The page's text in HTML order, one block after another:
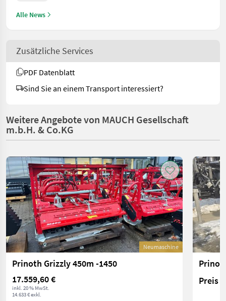
Alle News
Zusätzliche Services
PDF Datenblatt
Sind Sie an einem Transport interessiert?
Weitere Angebote von MAUCH Gesellschaft
m.b.H. & Co.KG
Neumaschine
Prinoth Grizzly 450m -1450
17.559,60 €
inkl. 20 % MwSt.
14.633 € exkl.
Preis